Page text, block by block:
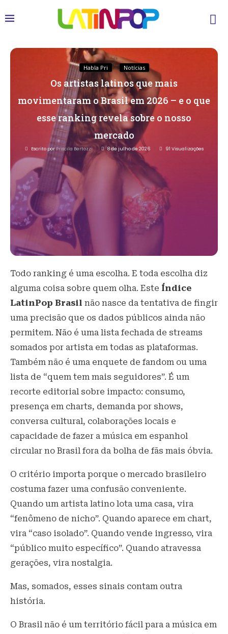
Habla Pri Notícias
Os artistas latinos que mais
movimentaram o Brasil em 2026 – e o que
esse ranking revela sobre o nosso
mercado
Escrito porPriscila Bertozzi 8 de julho de 2026 91 Visualizações
Todo ranking é uma escolha. E toda escolha diz
alguma coisa sobre quem olha. Este Índice
LatinPop Brasil não nasce da tentativa de fingir
uma precisão que os dados públicos ainda não
permitem. Não é uma lista fechada de streams
somados por artista em todas as plataformas.
Também não é uma enquete de fandom ou uma
lista de “quem tem mais seguidores”. É um
recorte editorial sobre impacto: consumo,
presença em charts, demanda por shows,
conversa cultural, colaborações locais e
capacidade de fazer a música em espanhol
circular no Brasil fora da bolha de fãs mais óbvia.
O critério importa porque o mercado brasileiro
costuma fazer uma confusão conveniente.
Quando um artista latino lota uma casa, vira
“fenômeno de nicho”. Quando aparece em chart,
vira “caso isolado”. Quando vende ingresso, vira
“público muito específico”. Quando atravessa
gerações, vira nostalgia.
Mas, somados, esses sinais contam outra
história.
O Brasil não é um território fácil para a música em